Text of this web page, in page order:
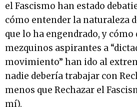
el Fascismo han estado
cómo entender la naturaleza
que lo ha engendrado, y
mezquinos aspirantes a
movimiento” han ido al
nadie debería trabajar con
menos que Rechazar el
mí).